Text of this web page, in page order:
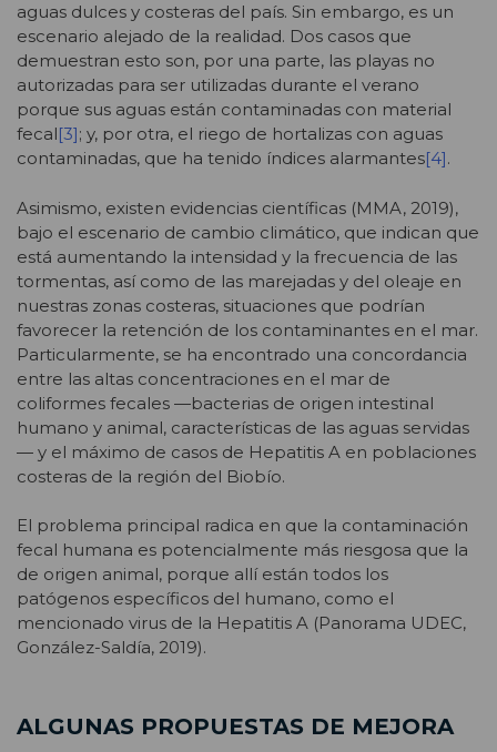
aguas dulces y costeras del país. Sin embargo, es un
escenario alejado de la realidad. Dos casos que
demuestran esto son, por una parte, las playas no
autorizadas para ser utilizadas durante el verano
porque sus aguas están contaminadas con material
fecal[3]; y, por otra, el riego de hortalizas con aguas
contaminadas, que ha tenido índices alarmantes[4].
Asimismo, existen evidencias científicas (MMA, 2019),
bajo el escenario de cambio climático, que indican que
está aumentando la intensidad y la frecuencia de las
tormentas, así como de las marejadas y del oleaje en
nuestras zonas costeras, situaciones que podrían
favorecer la retención de los contaminantes en el mar.
Particularmente, se ha encontrado una concordancia
entre las altas concentraciones en el mar de
coliformes fecales —bacterias de origen intestinal
humano y animal, características de las aguas servidas
— y el máximo de casos de Hepatitis A en poblaciones
costeras de la región del Biobío.
El problema principal radica en que la contaminación
fecal humana es potencialmente más riesgosa que la
de origen animal, porque allí están todos los
patógenos específicos del humano, como el
mencionado virus de la Hepatitis A (Panorama UDEC,
González-Saldía, 2019).
ALGUNAS PROPUESTAS DE MEJORA